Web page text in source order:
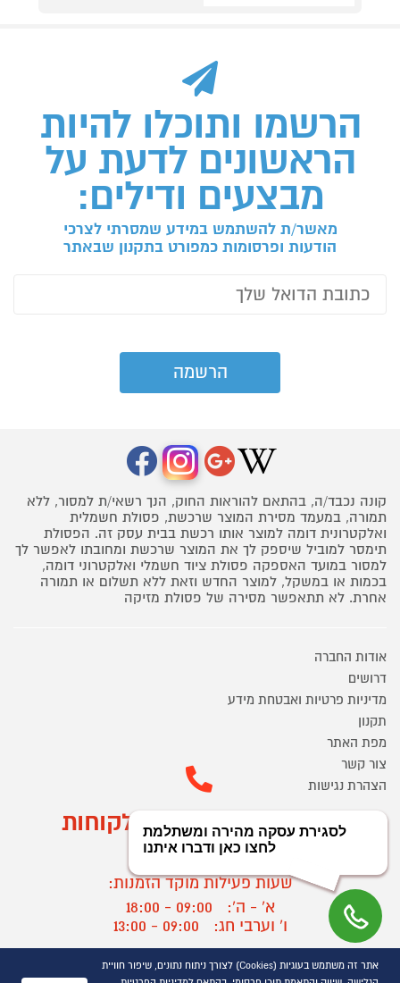
הרשמו ותוכלו להיות
הראשונים לדעת על
מבצעים ודילים:
מאשר/ת להשתמש במידע שמסרתי לצרכי
הודעות ופרסומות כמפורט בתקנון שבאתר
קונה נכבד/ה, בהתאם להוראות החוק, הנך רשאי/ת למסור, ללא
תמורה, במעמד מסירת המוצר שרכשת, פסולת חשמלית
ואלקטרונית דומה למוצר אותו רכשת בבית עסק זה. הפסולת
תימסר למוביל שיספק לך את המוצר שרכשת ומחובתו לאפשר לך
למסור במועד האספקה פסולת ציוד חשמלי ואלקטרוני דומה,
בכמות או במשקל, למוצר החדש וזאת ללא תשלום או תמורה
אחרת. לא תתאפשר מסירה של פסולת מזיקה
אודות החברה
דרושים
מדיניות פרטיות ואבטחת מידע
תקנון
מפת האתר
צור קשר
הצהרת נגישות
מוקד הזמנות ושירות לקוחות
03-9545370
שעות פעילות מוקד הזמנות:
א' - ה':
09:00 - 18:00
ו' וערבי חג:
09:00 - 13:00
אתר זה משתמש בעוגיות (Cookies) לצורך ניתוח נתונים, שיפור חוויית